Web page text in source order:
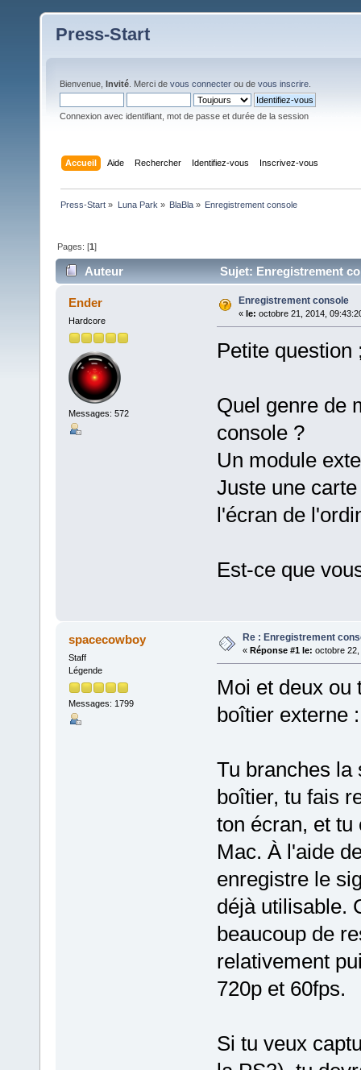
Press-Start
Bienvenue, Invité . Merci de vous connecter ou de vous inscrire
Connexion avec identifiant, mot de passe et durée de la session
Accueil Aide Rechercher Identifiez-vous Inscrivez-vous
Press-Start » Luna Park » BlaBla» Enregistrement console
Pages: [1]
Auteur Sujet: Enregistrement
Ender
Hardcore
Messages: 572
Enregistrement console
« le: octobre 21, 2014,
Petite question
Quel genre de
console ?
Un module
Juste une
l'écran de
Est-ce que
spacecowboy
Staff
Légende
Messages: 1799
Re : Enregistrement
« Réponse #1 le: octobre
Moi et deux ou
boîtier externe
Tu branches la
boîtier, tu fais
ton écran, et tu
Mac. À l'aide
enregistre le
déjà utilisable.
beaucoup de
relativement
720p et 60fps.
Si tu veux